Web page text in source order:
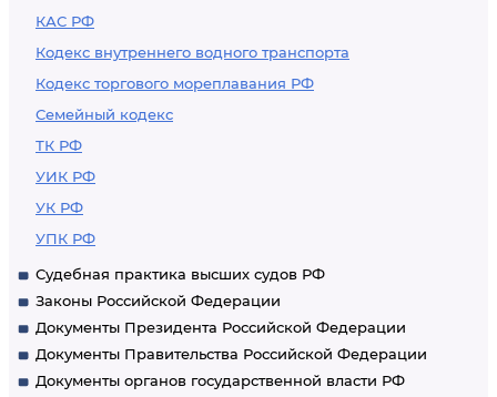
КАС РФ
Кодекс внутреннего водного транспорта
Кодекс торгового мореплавания РФ
Семейный кодекс
ТК РФ
УИК РФ
УК РФ
УПК РФ
Судебная практика высших судов РФ
Законы Российской Федерации
Документы Президента Российской Федерации
Документы Правительства Российской Федерации
Документы органов государственной власти РФ